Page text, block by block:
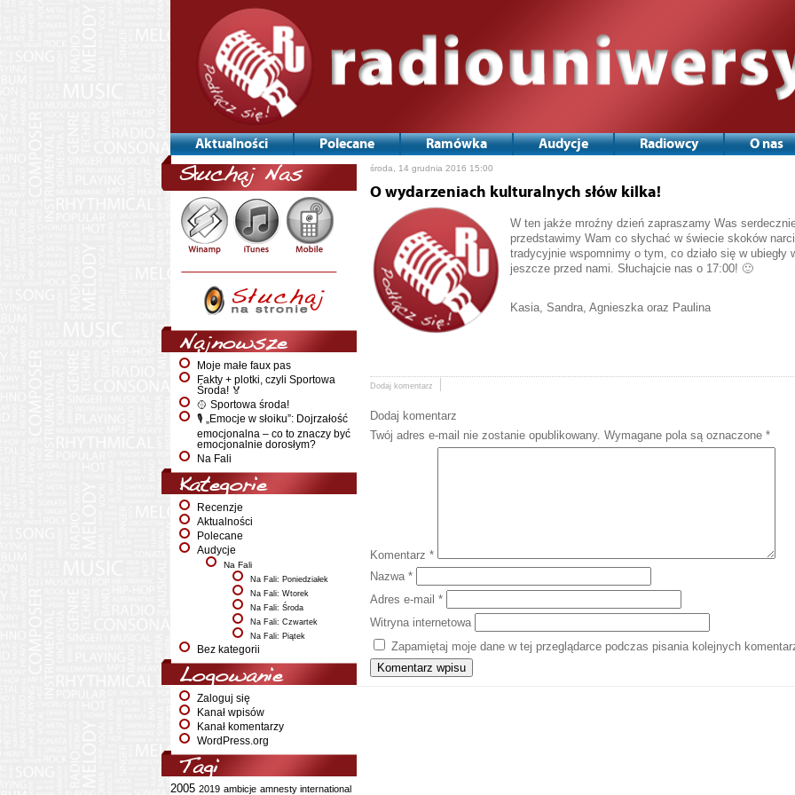
Aktualności Polecane Ramówka Audycje Radiowcy O nas
Słuchaj Nas
Najnowsze
Moje małe faux pas
Fakty + plotki, czyli Sportowa
Środa! 🏅
🥎 Sportowa środa!
🎙️ „Emocje w słoiku”: Dojrzałość
emocjonalna – co to znaczy być
emocjonalnie dorosłym?
Na Fali
Kategorie
Recenzje
Aktualności
Polecane
Audycje
Na Fali
Na Fali: Poniedziałek
Na Fali: Wtorek
Na Fali: Środa
Na Fali: Czwartek
Na Fali: Piątek
Bez kategorii
Logowanie
Zaloguj się
Kanał wpisów
Kanał komentarzy
WordPress.org
Tagi
2005 2019 ambicje amnesty international
środa, 14 grudnia 2016 15:00
O wydarzeniach kulturalnych słów kilka!
W ten jakże mroźny dzień zapraszamy Was
przedstawimy Wam co słychać w świecie skoków
tradycyjnie wspomnimy o tym, co działo się w
jeszcze przed nami. Słuchajcie nas o 17:00! 🙂
Kasia, Sandra, Agnieszka oraz Paulina
Dodaj komentarz
Dodaj komentarz
Twój adres e-mail nie zostanie opublikowany. Wymagane pola są oznaczone *
Komentarz *
Nazwa *
Adres e-mail *
Witryna internetowa
Zapamiętaj moje dane w tej przeglądarce podczas pisania kolejnych